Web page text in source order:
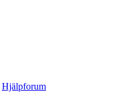
Hjälpforum